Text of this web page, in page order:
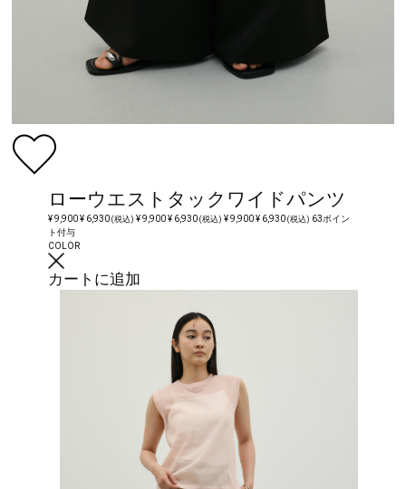
ローウエストタックワイドパンツ
¥ 9,900¥ 6,930(税込) ¥ 9,900¥ 6,930(税込) ¥ 9,900¥ 6,930 (税込) 63ポイン
ト付与
COLOR
カートに追加